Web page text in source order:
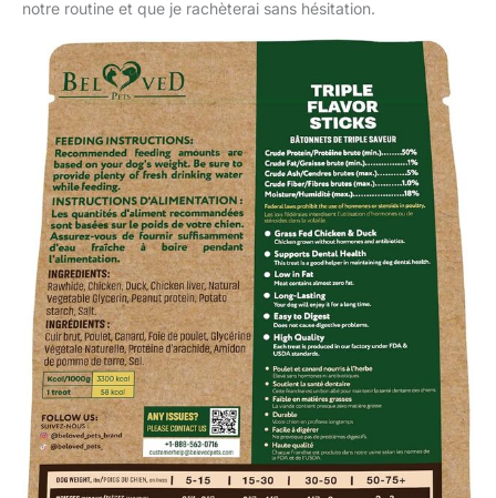
notre routine et que je rachèterai sans hésitation.